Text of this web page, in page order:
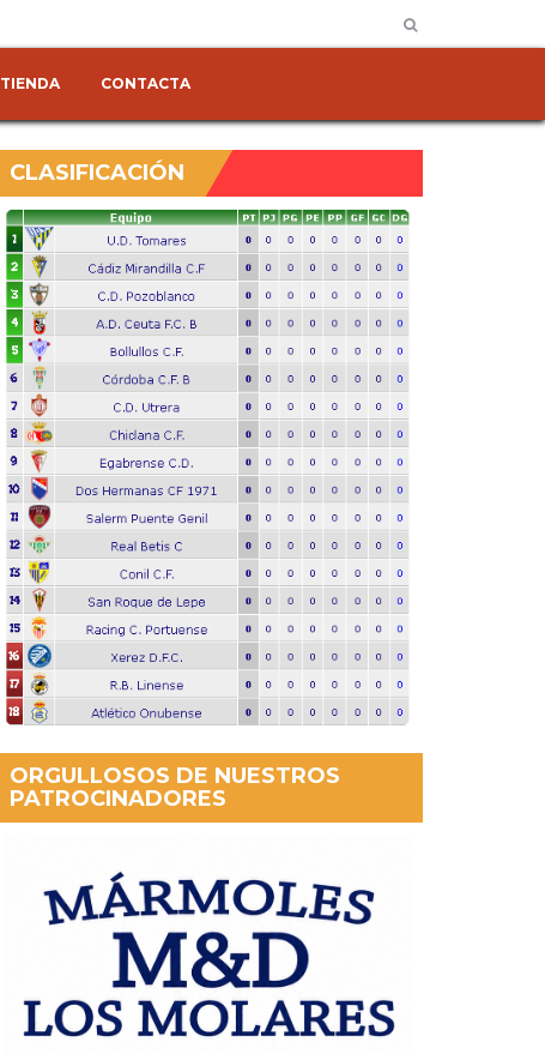
TIENDA CONTACTA
CLASIFICACIÓN
ORGULLOSOS DE NUESTROS
PATROCINADORES